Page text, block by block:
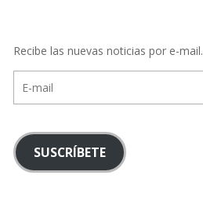
Recibe las nuevas noticias por e-mail.
mail
SUSCRÍBETE